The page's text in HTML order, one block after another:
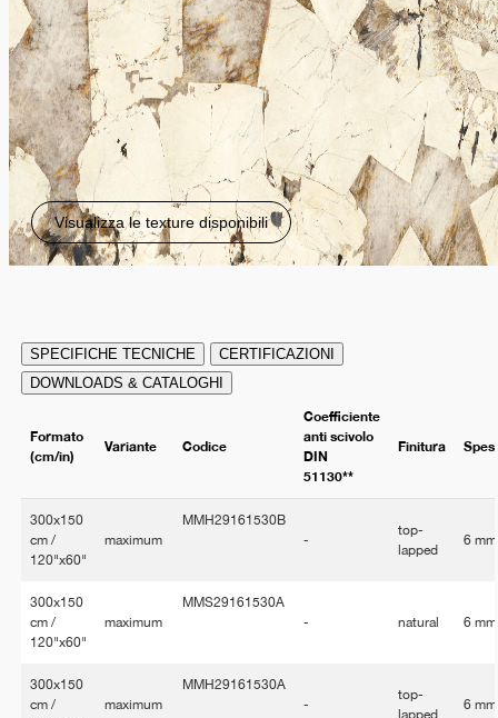
Visualizza le texture disponibili
SPECIFICHE TECNICHE
CERTIFICAZIONI
DOWNLOADS & CATALOGHI
Formato
(cm/in)
Variante Codice
Coefficiente
anti scivolo
DIN
51130**
Finitura
300x150
cm /
120"x60"
maximum
MMH29161530B
-
top-
lapped
6 mm
300x150
cm /
120"x60"
maximum
MMS29161530A
-
natural 6 mm
300x150
cm /
maximum
MMH29161530A
-
top-
lapped
6 mm